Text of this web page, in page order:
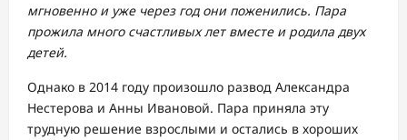
мгновенно и уже через год они поженились. Пара
прожила много счастливых лет вместе и родила двух
детей.
Однако в 2014 году произошло развод Александра
Нестерова и Анны Ивановой. Пара приняла эту
трудную решение взрослыми и остались в хороших